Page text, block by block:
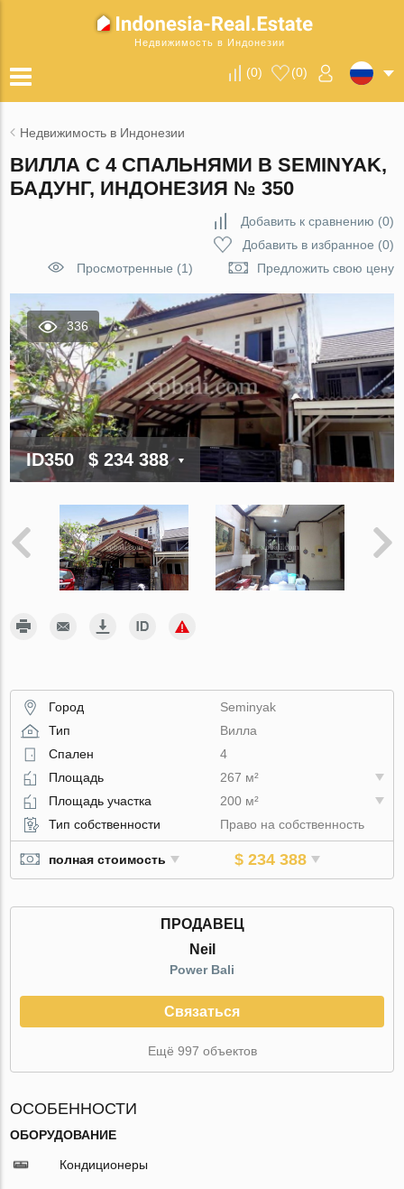
Недвижимость в Индонезии
(0) (0)
Недвижимость в Индонезии
ВИЛЛА С 4 СПАЛЬНЯМИ В SEMINYAK,
БАДУНГ, ИНДОНЕЗИЯ № 350
Добавить к сравнению (0)
Добавить в избранное (0)
Просмотренные (1)
Предложить свою цену
336
ID350 $ 234 388
Город
Seminyak
Тип
Вилла
Спален
4
Площадь
267 м²
Площадь участка
200 м²
Тип собственности
Право на собственность
полная стоимость $ 234 388
ПРОДАВЕЦ
Neil
Power Bali
Связаться
Ещё 997 объектов
ОСОБЕННОСТИ
ОБОРУДОВАНИЕ
Кондиционеры